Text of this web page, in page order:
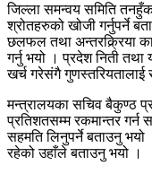
जिल्ला समन्वय समिति
श्रोतहरुको खोजी गर्नुपर्ने
छलफल तथा अन्तरक्र्रिया
गर्नु भयो । प्रदेश निती
खर्च गरेसंगै गुणस्तरियतालाई
मन्त्रालयका सचिव बैकुण्ठ
प्रतिशतसम्म रकमान्तर गर्न
सहमति लिनुपर्ने बताउनु
रहेको उहाँले बताउनु भयो ।